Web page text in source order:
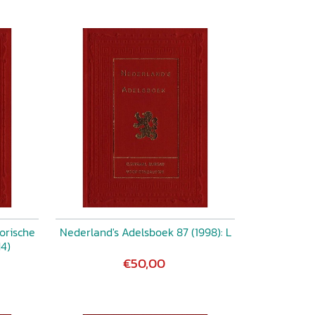
Nederland's Adelsboek 87 (1998): L
€50,00